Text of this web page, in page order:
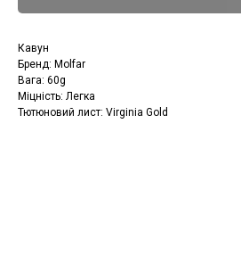
Кавун
Бренд: Molfar
Вага: 60g
Міцність: Легка
Тютюновий лист: Virginia Gold